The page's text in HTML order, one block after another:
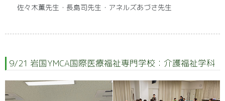
佐々木薫先生・長島司先生・アネルズあづさ先生
9/21 岩国YMCA国際医療福祉専門学校：介護福祉学科